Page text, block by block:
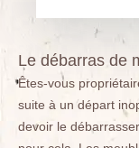
Le débarras de
Êtes-vous
suite à un départ
devoir le